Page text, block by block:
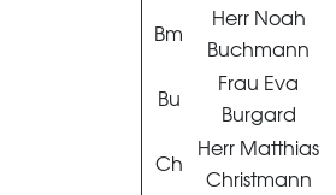
Bm
Herr Noah
Buchmann
Bu
Frau Eva
Burgard
Ch
Herr Matthias
Christmann